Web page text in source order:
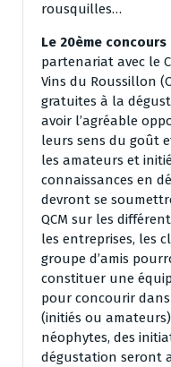
rousquilles…
Le 20ème
partenariat avec le
Vins du Roussillon
gratuites à la
avoir l’agréable
leurs sens du goût
les amateurs et
connaissances en
devront se
QCM sur les
les entreprises, les
groupe d’amis
constituer une
pour concourir
(initiés ou
néophytes, des
dégustation seront